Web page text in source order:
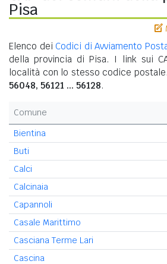
Pisa
Elenco dei Codici di Avviamento
della provincia di Pisa. I link sui
località con lo stesso codice postale.
56048, 56121 ... 56128.
Comune
Bientina
Buti
Calci
Calcinaia
Capannoli
Casale Marittimo
Casciana Terme Lari
Cascina